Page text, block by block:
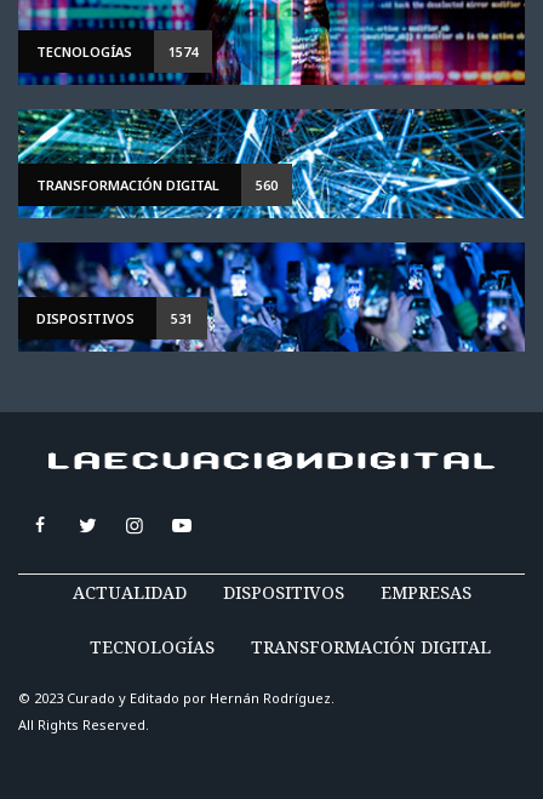
TECNOLOGÍAS 1574
TRANSFORMACIÓN DIGITAL 560
DISPOSITIVOS 531
ACTUALIDAD DISPOSITIVOS EMPRESAS
TECNOLOGÍAS TRANSFORMACIÓN DIGITAL
© 2023 Curado y Editado por Hernán Rodríguez.
All Rights Reserved.